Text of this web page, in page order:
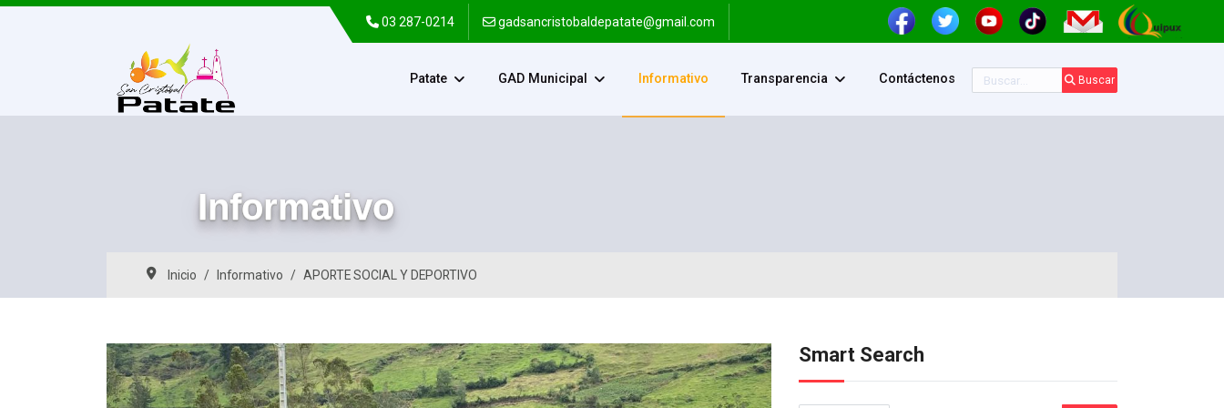
03 287-0214 gadsancristobaldepatate@gmail.com
Patate GAD Municipal Informativo Transparencia Contáctenos Buscar Buscar
Informativo
Inicio Informativo APORTE SOCIAL Y DEPORTIVO
Smart Search